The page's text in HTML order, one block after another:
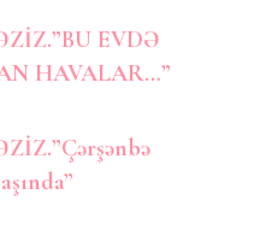
EVDƏ
HAVALAR…”